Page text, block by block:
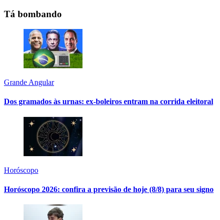
Tá bombando
Grande Angular
Dos gramados às urnas: ex-boleiros entram na corrida eleitoral
Horóscopo
Horóscopo 2026: confira a previsão de hoje (8/8) para seu signo